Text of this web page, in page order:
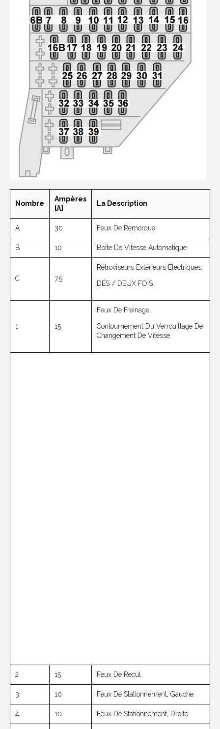
Nombre
Ampères
[A]
La Description
A 30 Feux De Remorque
B 10 Boîte De Vitesse Automatique
C 7.5
Rétroviseurs Extérieurs Électriques;
DÉS / DEUX FOIS.
1 15
Feux De Freinage;
Contournement Du Verrouillage De
Changement De Vitesse
2 15 Feux De Recul
3 10 Feux De Stationnement, Gauche
4 10 Feux De Stationnement, Droite